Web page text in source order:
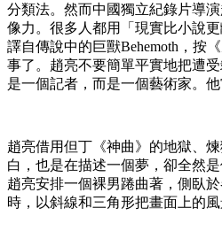
分類法。然而中國獨立紀錄片導
像力。很多人都用「現實比小說
譯自傳說中的巨獸Behemoth，
事了。趙亮不要簡單平實地把遭
是一個記者，而是一個藝術家。
趙亮借用但丁《神曲》的地獄、
白，也是在描述一個夢，卻全然
趙亮安排一個裸男踡曲著，側臥
時，以斜線和三角形把畫面上的